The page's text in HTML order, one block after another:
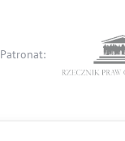
Patronat: